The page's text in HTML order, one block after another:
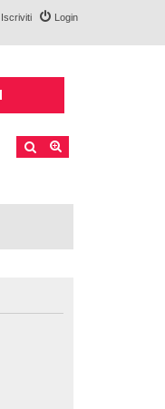
Login
Iscriviti
Cerca